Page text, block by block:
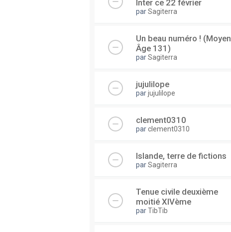
Inter ce 22 février
parSagiterra
Un beau numéro ! (Moyen
Âge 131)
parSagiterra
jujulilope
parjujulilope
clement0310
parclement0310
Islande, terre de fictions
parSagiterra
Tenue civile deuxième
moitié XIVème
parTibTib